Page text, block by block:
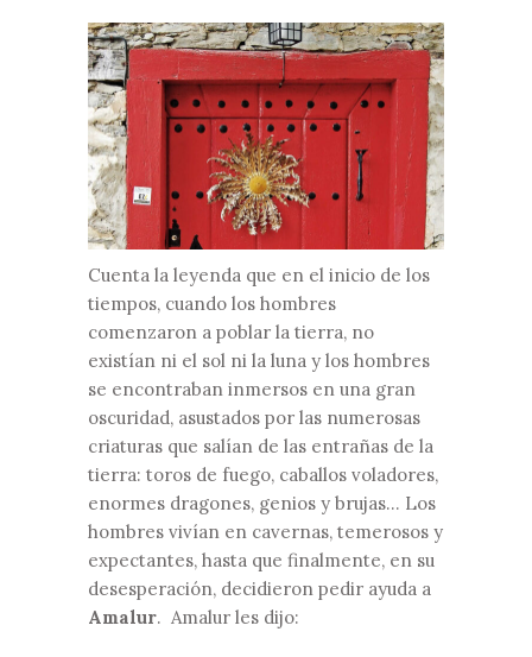
Cuenta la leyenda que en el inicio de los
tiempos, cuando los hombres
comenzaron a poblar la tierra, no
existían ni el sol ni la luna y los hombres
se encontraban inmersos en una gran
oscuridad, asustados por las numerosas
criaturas que salían de las entrañas de la
tierra: toros de fuego, caballos voladores,
enormes dragones, genios y brujas… Los
hombres vivían en cavernas, temerosos y
expectantes, hasta que finalmente, en su
desesperación, decidieron pedir ayuda a
Amalur. Amalur les dijo: